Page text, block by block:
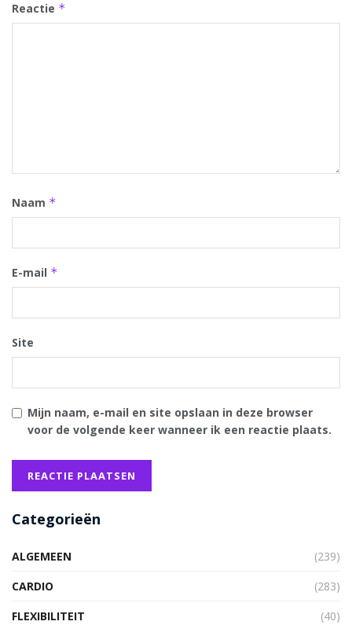
Reactie *
Naam *
E-mail *
Site
Mijn naam, e-mail en site opslaan in deze browser
voor de volgende keer wanneer ik een reactie plaats.
Categorieën
ALGEMEEN
(239)
CARDIO
(283)
FLEXIBILITEIT
(40)